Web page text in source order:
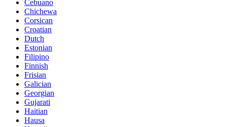
Cebuano
Chichewa
Corsican
Croatian
Dutch
Estonian
Filipino
Finnish
Frisian
Galician
Georgian
Gujarati
Haitian
Hausa